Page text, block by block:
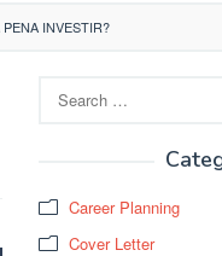
INVESTIR?
for:
Career Planning
Cover Letter